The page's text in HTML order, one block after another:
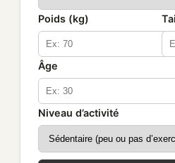
Poids (kg)
Âge
Niveau d’activité